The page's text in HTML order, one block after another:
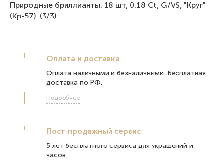
Природные бриллианты: 18 шт, 0.18 Ct, G/VS, "Круг"
(Кр-57). (3/3).
Оплата и доставка
Оплата наличными и безналичными. Бесплатная
доставка по РФ.
Подробнее
Пост-продажный сервис
5 лет бесплатного сервиса для украшений и
часов